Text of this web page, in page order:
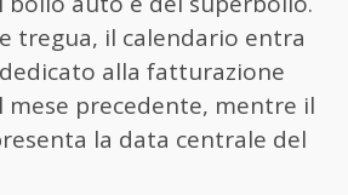
tregua, il calendario entra
alla fatturazione
mese precedente, mentre il
la data centrale del